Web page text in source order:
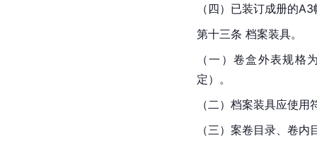
（四）已装订成册的
第十三条 档案装具。
（一）卷盒外表规
定）。
（二）档案装具应使
（三）案卷目录、卷